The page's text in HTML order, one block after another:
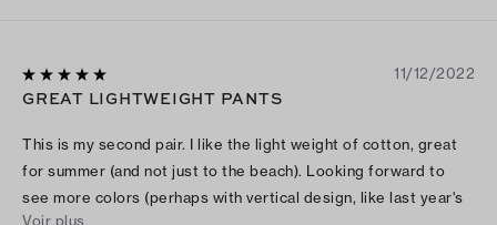
11/12/2022
GREAT LIGHTWEIGHT PANTS
This is my second pair. I like the light weight of cotton, great
for summer (and not just to the beach). Looking forward to
see more colors (perhaps with vertical design, like last year's
Voir plus